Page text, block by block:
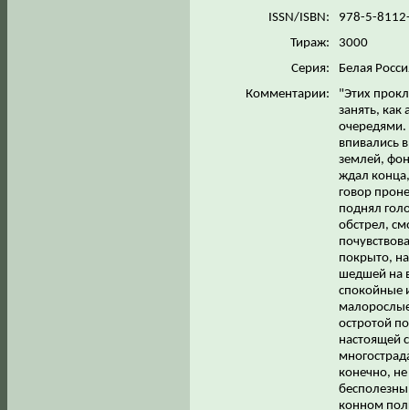
ISSN/ISBN:
978-5-
Тираж:
3000
Серия:
Белая
Комментарии:
"Этих
занять,
очередями.
впивались
землей,
ждал
говор
поднял
обстрел,
покрыто,
шедшей на
спокойные
остротой
настоящей
конечно,
конном